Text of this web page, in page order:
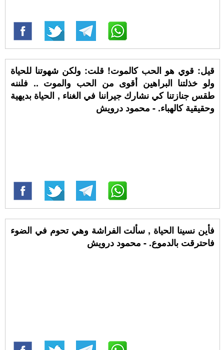
قيل: قوي هو الحب كالموت! قلت: ولكن شهوتنا للحياة
ولو خذلتنا البراهين أقوى من الحب والموت .. فلننه
طقس جنازتنا كي نشارك جيراننا في الغناء , الحياة بديهية
وحقيقية كالهباء. - محمود درويش
فأين نسينا الحياة , سألت الفراشة وهي تحوم في الضوء
فاحترقت بالدموع. - محمود درويش